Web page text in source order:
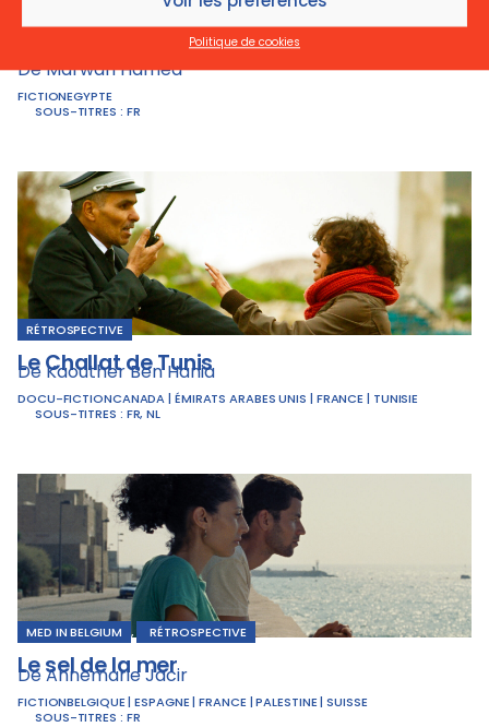
Politique de cookies
RÉTROSPECTIVE
De Marwan Hamed
FICTIONEGYPTE
SOUS-TITRES : FR
RÉTROSPECTIVE
Le Challat de Tunis
De Kaouther Ben Hania
DOCU-FICTIONCANADA | ÉMIRATS ARABES UNIS | FRANCE | TUNISIE
SOUS-TITRES : FR,NL
MED IN BELGIUM , RÉTROSPECTIVE
Le sel de la mer
De Annemarie Jacir
FICTIONBELGIQUE | ESPAGNE | FRANCE | PALESTINE | SUISSE
SOUS-TITRES : FR